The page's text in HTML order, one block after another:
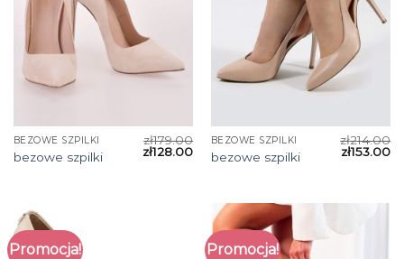
BEZOWE SZPILKI
bezowe szpilki
zł179.00
zł128.00
BEZOWE SZPILKI
bezowe szpilki
zł214.00
zł153.00
Promocja! Promocja!